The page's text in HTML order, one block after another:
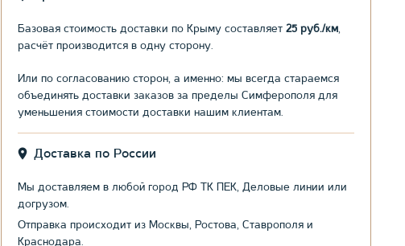
Базовая стоимость доставки по Крыму составляет 25 руб./км
расчёт производится в одну сторону.
Или по согласованию сторон, а именно: мы всегда стараемся
объединять доставки заказов за пределы Симферополя для
уменьшения стоимости доставки нашим клиентам.
Доставка по России
Мы доставляем в любой город РФ ТК ПЕК, Деловые линии или
догрузом.
Отправка происходит из Москвы, Ростова, Ставрополя и
Краснодара.